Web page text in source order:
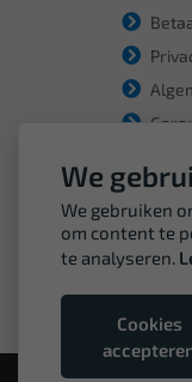
We
We gebruiken
om content te
te analyseren.
Cookies